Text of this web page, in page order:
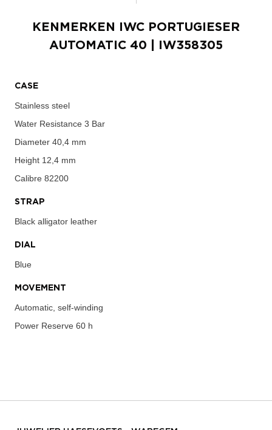
KENMERKEN
IWC PORTUGIESER
AUTOMATIC 40 | IW358305
CASE
Stainless steel
Water Resistance 3 Bar
Diameter 40,4 mm
Height 12,4 mm
Calibre 82200
STRAP
Black alligator leather
DIAL
Blue
MOVEMENT
Automatic, self-winding
Power Reserve 60 h